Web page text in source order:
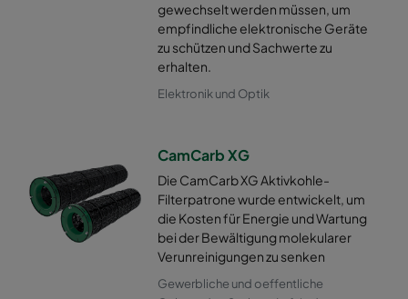
gewechselt werden müssen, um
empfindliche elektronische Geräte
zu schützen und Sachwerte zu
erhalten.
Elektronik und Optik
CamCarb XG
Die CamCarb XG Aktivkohle-
Filterpatrone wurde entwickelt, um
die Kosten für Energie und Wartung
bei der Bewältigung molekularer
Verunreinigungen zu senken
Gewerbliche und oeffentliche